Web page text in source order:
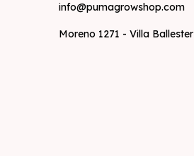
info@pumagrowshop.com
Moreno 1271 - Villa Ballester